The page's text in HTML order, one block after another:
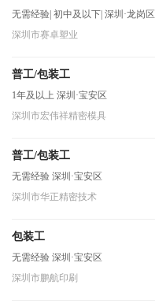
无需经验 初中及以下 深圳·龙岗区
深圳市赛卓塑业
普工/包装工
1年及以上 深圳·宝安区
深圳市宏伟祥精密模具
普工/包装工
无需经验 深圳·宝安区
深圳市华正精密技术
包装工
无需经验 深圳·宝安区
深圳市鹏航印刷